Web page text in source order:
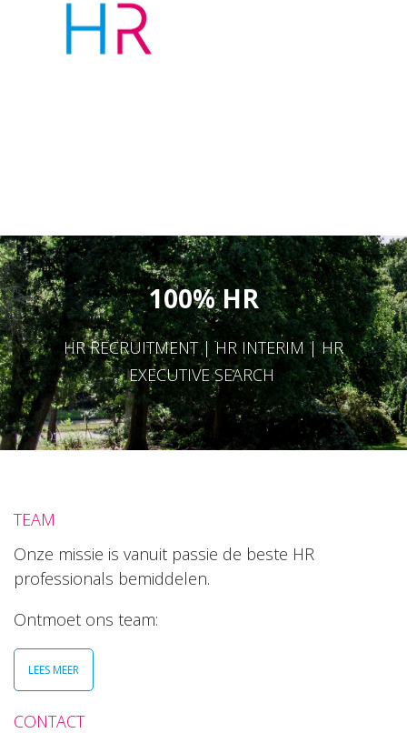
100% HR
HR RECRUITMENT | HR INTERIM | HR
EXECUTIVE SEARCH
TEAM
Onze missie is vanuit passie de beste HR
professionals bemiddelen.
Ontmoet ons team:
LEES MEER
CONTACT